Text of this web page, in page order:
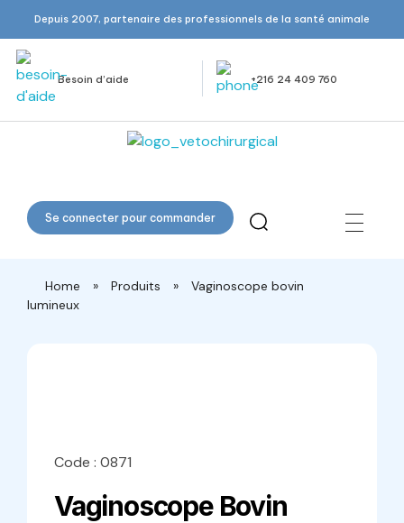
Depuis 2007, partenaire des professionnels de la santé animale
Besoin d’aide +216 24 409 760
Veto Chirurgical
Se connecter pour commander
Home » Produits »
Vaginoscope bovin
lumineux
Code : 0871
Vaginoscope Bovin